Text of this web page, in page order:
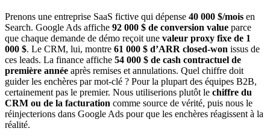
Prenons une entreprise SaaS fictive qui dépense 40 000 $/mois en
Search. Google Ads affiche 92 000 $ de conversion value parce
que chaque demande de démo reçoit une valeur proxy fixe de 1
000 $. Le CRM, lui, montre 61 000 $ d’ARR closed-won issus de
ces leads. La finance affiche 54 000 $ de cash contractuel de
première année après remises et annulations. Quel chiffre doit
guider les enchères par mot-clé ? Pour la plupart des équipes B2B,
certainement pas le premier. Nous utiliserions plutôt le chiffre du
CRM ou de la facturation comme source de vérité, puis nous le
réinjecterions dans Google Ads pour que les enchères réagissent à la
réalité.